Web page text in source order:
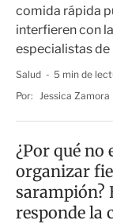
comida rápida
interfieren con
especialistas de
Salud
5 min de
Por: Jessica Zamora
¿Por qué no
organizar
sarampión?
responde la